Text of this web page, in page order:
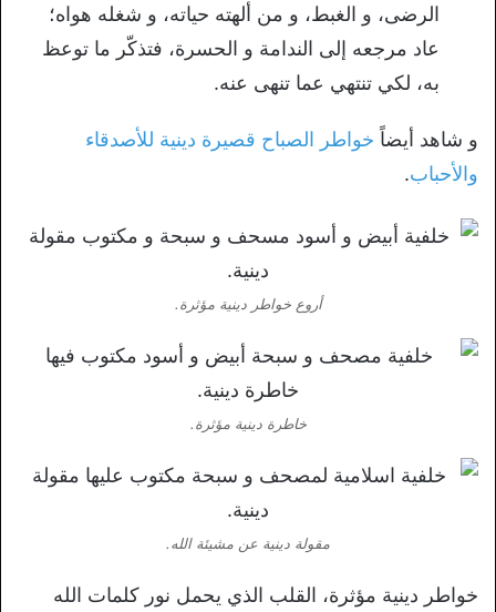
الرضى، و الغبط، و من ألهته حياته، و شغله هواه؛
عاد مرجعه إلى الندامة و الحسرة، فتذكّر ما توعظ
به، لكي تنتهي عما تنهى عنه.
و شاهد أيضاً خواطر الصباح قصيرة دينية للأصدقاء
والأحباب.
أروع خواطر دينية مؤثرة.
خاطرة دينية مؤثرة.
مقولة دينية عن مشيئة الله.
خواطر دينية مؤثرة، القلب الذي يحمل نور كلمات الله